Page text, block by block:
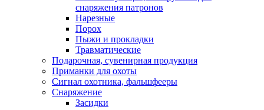
снаряжения патронов
Нарезные
Порох
Пыжи и прокладки
Травматические
Подарочная, сувенирная продукция
Приманки для охоты
Сигнал охотника, фальшфееры
Снаряжение
Засидки